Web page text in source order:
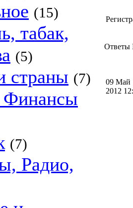
(15)
табак,
(5)
страны (7)
Финансы
(7)
Радио,
Ответы
09 Май
2012